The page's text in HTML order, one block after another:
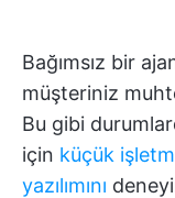
Bağımsız bir
müşteriniz
Bu gibi
için küçük
yazılımını